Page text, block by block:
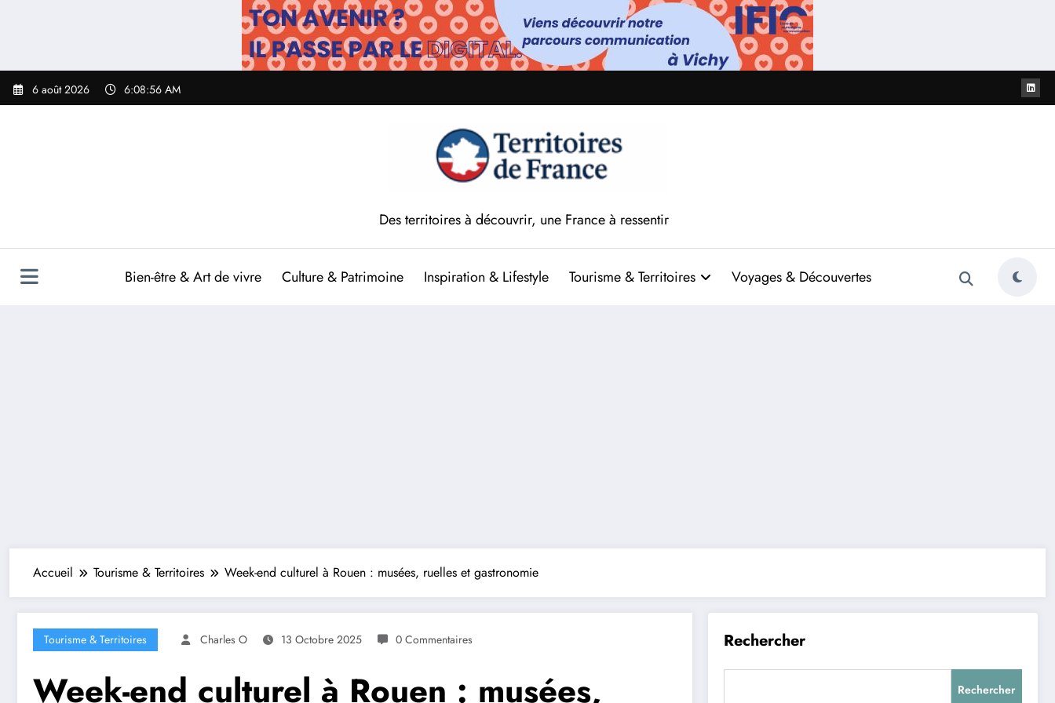
6 août 2026 6:08:57 AM
Des territoires à découvrir, une France à ressentir
Bien-être & Art de vivre Culture & Patrimoine Inspiration & Lifestyle Tourisme & Territoires Voyages & Découvertes
Accueil Tourisme & Territoires Week-end culturel à Rouen : musées, ruelles et gastronomie
Tourisme & Territoires Charles O 13 Octobre 2025 0 Commentaires
Week-end culturel à Rouen : musées,
Rechercher
Rechercher